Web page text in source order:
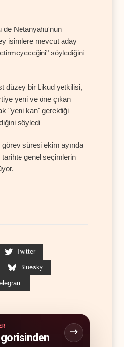
de Netanyahu'nun
isimlere mevcut aday
söylediğini
düzey bir Likud yetkilisi,
yeni ve öne çıkan
"yeni kan" gerektiği
söyledi.
süresi ekim ayında
genel seçimlerin
Twitter
Bluesky